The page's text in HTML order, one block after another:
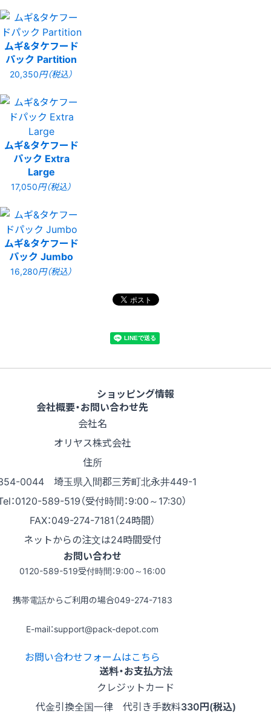
ムギ&タケフード
パック Partition
20,350円（税込）
ムギ&タケフード
パック Extra
Large
17,050円（税込）
ムギ&タケフード
パック Jumbo
16,280円（税込）
ショッピング情報
会社概要・お問い合わせ先
会社名
オリヤス株式会社
住所
0044 埼玉県入間郡三芳町北永井449-1
：0120-589-519（受付時間：9:00～17:30）
FAX：049-274-7181（24時間）
ネットからの注文は24時間受付
お問い合わせ
0120-589-519受付時間：9:00～16:00
携帯電話からご利用の場合049-274-7183
E-mail：support@pack-depot.com
お問い合わせフォームはこちら
送料・お支払方法
クレジットカード
代金引換全国一律 代引き手数料330円(税込)